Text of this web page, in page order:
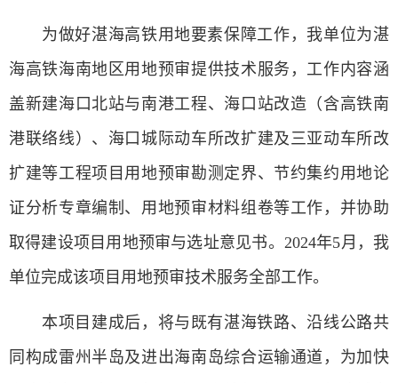
为做好湛海高铁用地要素保障工作，我单位为湛
海高铁海南地区用地预审提供技术服务，工作内容涵
盖新建海口北站与南港工程、海口站改造（含高铁南
港联络线）、海口城际动车所改扩建及三亚动车所改
扩建等工程项目用地预审勘测定界、节约集约用地论
证分析专章编制、用地预审材料组卷等工作，并协助
取得建设项目用地预审与选址意见书。2024年5月，我
单位完成该项目用地预审技术服务全部工作。
本项目建成后，将与既有湛海铁路、沿线公路共
同构成雷州半岛及进出海南岛综合运输通道，为加快